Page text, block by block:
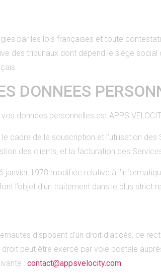
par les lois françaises et toute
des tribunaux dont dépend le siège
DONNEES
données personnelles est APPS
cadre de la souscription et l’utilisation
des clients, et la facturation des
1978 modifiée relative à
l’objet d’un traitement dans le plus
disposent d’un droit d’accès, de
peut être exercé par voie postale
: contact@appsvelocity.com